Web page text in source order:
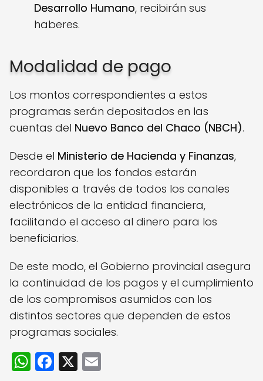
Desarrollo Humano, recibirán sus
haberes.
Modalidad de pago
Los montos correspondientes a estos
programas serán depositados en las
cuentas del Nuevo Banco del Chaco (NBCH).
Desde el Ministerio de Hacienda y Finanzas,
recordaron que los fondos estarán
disponibles a través de todos los canales
electrónicos de la entidad financiera,
facilitando el acceso al dinero para los
beneficiarios.
De este modo, el Gobierno provincial asegura
la continuidad de los pagos y el cumplimiento
de los compromisos asumidos con los
distintos sectores que dependen de estos
programas sociales.
W F X